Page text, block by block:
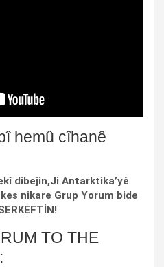
hemû cîhanê
dibejin,Ji Antarktika’yê
nikare Grup Yorum bide
TO THE